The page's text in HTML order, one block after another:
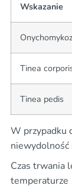
Wskazanie
Tinea
Tinea pedis
W przypadku
Czas trwania
temperaturze